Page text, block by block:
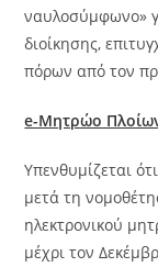
ναυλοσύμφωνο»
διοίκησης,
πόρων από τον
e-Μητρώο
Υπενθυμίζεται
μετά τη
ηλεκτρονικού
μέχρι τον